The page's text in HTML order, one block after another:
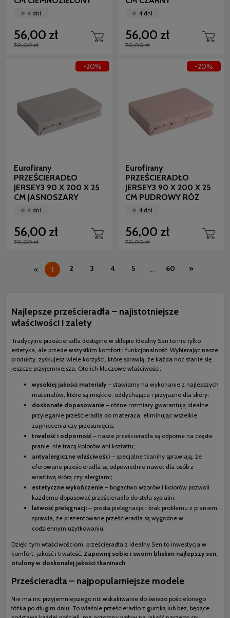
4 dni
56,00 zł
70,00 zł
4 dni
56,00 zł
70,00 zł
Eurofirany
PRZEŚCIERADŁO
JERSEY3 90 X 200 X 25
CM JASNOSZARY
4 dni
56,00 zł
70,00 zł
-20%
Eurofirany
PRZEŚCIERADŁO
JERSEY3 90 X 200 X 25
CM PUDROWY RÓŻ
4 dni
56,00 zł
70,00 zł
-20%
« 1 2 3 4 5 ... 60 »
Najlepsze prześcieradła – najistotniejsze
właściwości i zalety
Tradycyjne prześcieradła dostępne w sklepie Idealny Sen to nie tylko
estetyka, ale przede wszystkim komfort i funkcjonalność. Wybierając nasze
produkty, zyskujesz wiele korzyści, które sprawią, że każda noc stanie się
jeszcze przyjemniejsza. Oto ich kluczowe właściwości:
wysokiej jakości materiały– stawiamy na wykonanie z najlepszych
materiałów, które są miękkie, oddychające i przyjazne dla skóry;
doskonałe dopasowanie – różne rozmiary gwarantują idealne
przyleganie prześcieradła do materaca, eliminując wszelkie
zagniecenia czy przesunięcia;
trwałość i odporność – nasze prześcieradła są odporne na częste
pranie, nie tracą kolorów ani kształtu;
antyalergiczne właściwości – specjalne tkaniny sprawiają, że
oferowane prześcieradła są odpowiednie nawet dla osób z
wrażliwą skórą czy alergiami;
estetyczne wykończenie – bogactwo wzorów i kolorów pozwoli
każdemu dopasować prześcieradło do stylu sypialni;
łatwość pielęgnacji – prosta pielęgnacja i brak problemu z praniem
sprawia, że prezentowane prześcieradła są wygodne w
codziennym użytkowaniu.
Dzięki tym właściwościom, prześcieradła z Idealny Sen to inwestycja w
komfort, jakość i trwałość. Zapewnij sobie i swoim bliskim najlepszy sen,
otulony w doskonałej jakości tkaninach
Prześcieradła – najpopularniejsze modele
Nie ma nic przyjemniejszego niż wskakiwanie do świeżo pościelonego
łóżka po długim dniu. To właśnie prześcieradło z gumką lub bez, będące